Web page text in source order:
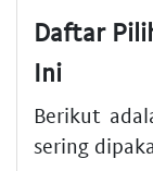
Daftar
Ini
Berikut
sering